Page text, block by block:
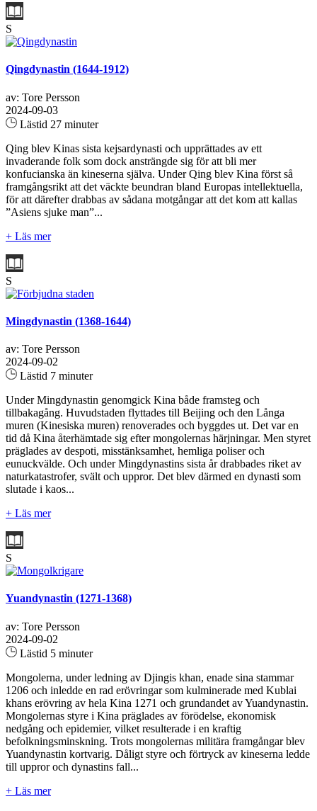
S
Qingdynastin (1644-1912)
av: Tore Persson
2024-09-03
Lästid 27 minuter
Qing blev Kinas sista kejsardynasti och upprättades av ett
invaderande folk som dock ansträngde sig för att bli mer
konfucianska än kineserna själva. Under Qing blev Kina först så
framgångsrikt att det väckte beundran bland Europas intellektuella,
för att därefter drabbas av sådana motgångar att det kom att kallas
”Asiens sjuke man”...
+ Läs mer
S
Mingdynastin (1368-1644)
av: Tore Persson
2024-09-02
Lästid 7 minuter
Under Mingdynastin genomgick Kina både framsteg och
tillbakagång. Huvudstaden flyttades till Beijing och den Långa
muren (Kinesiska muren) renoverades och byggdes ut. Det var en
tid då Kina återhämtade sig efter mongolernas härjningar. Men styret
präglades av despoti, misstänksamhet, hemliga poliser och
eunuckvälde. Och under Mingdynastins sista år drabbades riket av
naturkatastrofer, svält och uppror. Det blev därmed en dynasti som
slutade i kaos...
+ Läs mer
S
Yuandynastin (1271-1368)
av: Tore Persson
2024-09-02
Lästid 5 minuter
Mongolerna, under ledning av Djingis khan, enade sina stammar
1206 och inledde en rad erövringar som kulminerade med Kublai
khans erövring av hela Kina 1271 och grundandet av Yuandynastin.
Mongolernas styre i Kina präglades av förödelse, ekonomisk
nedgång och epidemier, vilket resulterade i en kraftig
befolkningsminskning. Trots mongolernas militära framgångar blev
Yuandynastin kortvarig. Dåligt styre och förtryck av kineserna ledde
till uppror och dynastins fall...
+ Läs mer